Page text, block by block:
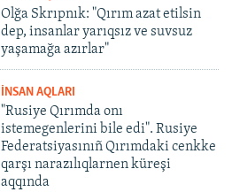
Olğa Skrıpnık: "Qırım azat etilsin
dep, insanlar yarıqsız ve suvsuz
yaşamağa azırlar"
İNSAN AQLARI
"Rusiye Qırımda onı
istemegenlerini bile edi". Rusiye
Federatsiyasınıñ Qırımdaki cenkke
qarşı narazılıqlarnen küreşi
aqqında